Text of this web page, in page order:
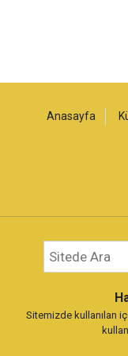
Anasayfa
Sitemizde kullanılan